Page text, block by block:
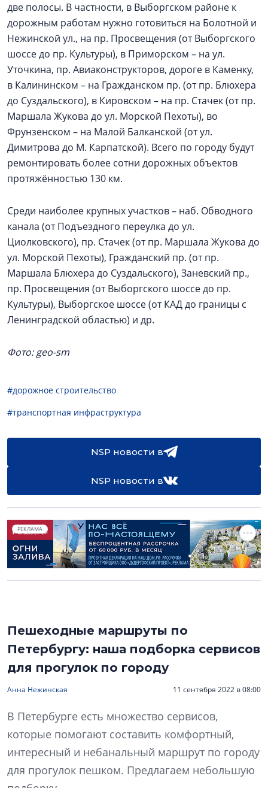
две полосы. В частности, в Выборгском районе к
дорожным работам нужно готовиться на Болотной и
Нежинской ул., на пр. Просвещения (от Выборгского
шоссе до пр. Культуры), в Приморском – на ул.
Уточкина, пр. Авиаконструкторов, дороге в Каменку,
в Калининском – на Гражданском пр. (от пр. Блюхера
до Суздальского), в Кировском – на пр. Стачек (от пр.
Маршала Жукова до ул. Морской Пехоты), во
Фрунзенском – на Малой Балканской (от ул.
Димитрова до М. Карпатской). Всего по городу будут
ремонтировать более сотни дорожных объектов
протяжённостью 130 км.
Среди наиболее крупных участков – наб. Обводного
канала (от Подъездного переулка до ул.
Циолковского), пр. Стачек (от пр. Маршала Жукова до
ул. Морской Пехоты), Гражданский пр. (от пр.
Маршала Блюхера до Суздальского), Заневский пр.,
пр. Просвещения (от Выборгского шоссе до пр.
Культуры), Выборгское шоссе (от КАД до границы с
Ленинградской областью) и др.
Фото: geo-sm
#дорожное строительство
#транспортная инфраструктура
NSP новости в
NSP новости в
РЕКЛАМА
Пешеходные маршруты по
Петербургу: наша подборка сервисов
для прогулок по городу
Анна Нежинская 11 сентября 2022 в 08:00
В Петербурге есть множество сервисов,
которые помогают составить комфортный,
интересный и небанальный маршрут по городу
для прогулок пешком. Предлагаем небольшую